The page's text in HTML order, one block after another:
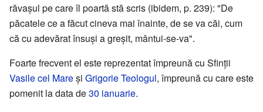
răvașul pe care îl poartă stă scris (ibidem, p. 239): "De
păcatele ce a făcut cineva mai înainte, de se va căi, cum
că cu adevărat însuși a greșit, mântui-se-va".
Foarte frecvent el este reprezentat împreună cu Sfinții
Vasile cel Mareși Grigorie Teologul, împreună cu care este
pomenit la data de30 ianuarie.